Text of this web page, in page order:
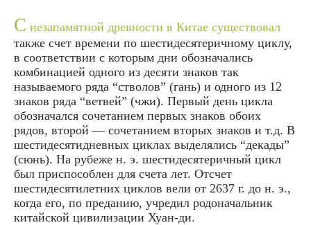
С незапамятной древности в Китае существовал
также счет времени по шестидесятеричному циклу,
в соответствии с которым дни обозначались
комбинацией одного из десяти знаков так
называемого ряда “стволов” (гань) и одного из 12
знаков ряда “ветвей” (чжи). Первый день цикла
обозначался сочетанием первых знаков обоих
рядов, второй — сочетанием вторых знаков и т.д. В
шестидесятидневных циклах выделялись “декады”
(сюнь). На рубеже н. э. шестидесятеричный цикл
был приспособлен для счета лет. Отсчет
шестидесятилетних циклов вели от 2637 г. до н. э.,
когда его, по преданию, учредил родоначальник
китайской цивилизации Хуан-ди.